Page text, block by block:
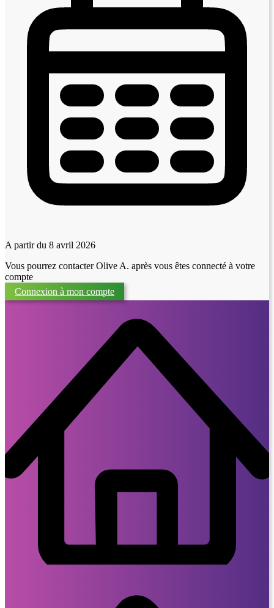
A partir du 8 avril 2026
Vous pourrez contacter Olive A. après vous êtes connecté à votre
compte
Connexion à mon compte